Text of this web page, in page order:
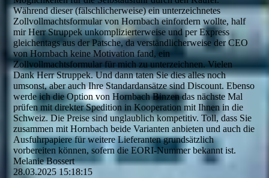
Während dieser (fälschlicherweise) ein unterzeichnetes
Zollvollmachtsformular von Hornbach einfordern wollte, half
mir Herr Struppek unkomplizierterweise und per Express
gleichentags aus der Patsche, da verständlicherweise der CEO
von Hornbach keine Motivation fand, ein
Zollvollmachtsformular für mich zu unterzeichnen. Vielen
Dank Herr Struppek. Und dann taten Sie dies alles noch
umsonst, aber auch Ihre Standardansätze sind Discount. Ebenso
werde ich die Option von Hornbach Binzen das nächste Mal
prüfen mit direkter Spedition in Kooperation mit Ihnen in die
Schweiz. Die Preise sind unglaublich kompetitiv. Toll, dass Sie
zusammen mit Hornbach beide Varianten anbieten und auch die
Ausfuhrpapiere für weitere Lieferanten grundsätzlich
vorbereiten können, sofern die EORI-Nummer bekannt ist.
Melanie Bossert
28.03.2025 15:18:15